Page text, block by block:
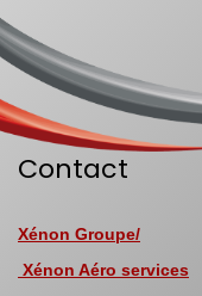
Contact
Xénon Groupe/
Xénon Aéro services